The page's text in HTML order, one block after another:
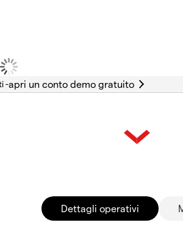
-
Dettagli operativi